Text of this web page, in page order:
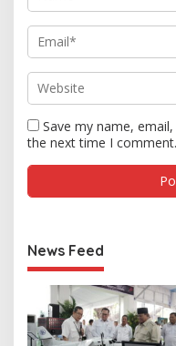
Save my name,
the next time I comment.
News Feed